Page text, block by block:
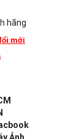
hãng
mới